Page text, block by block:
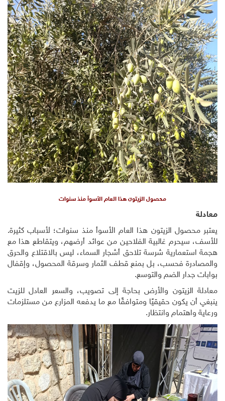
محصول الزيتون هذا العام الأسوأ منذ سنوات
معادلة
يعتبر محصول الزيتون هذا العام الأسوأ منذ سنوات؛ لأسباب كثيرة.
للأسف، سيحرم غالبية الفلاحين من عوائد أرضهم، ويتقاطع هذا مع
هجمة استعمارية شرسة تلاحق أشجار السماء، ليس بالاقتلاع والحرق
والمصادرة فحسب، بل بمنع قطف الثمار وسرقة المحصول، وإقفال
بوابات جدار الضم والتوسع.
معادلة الزيتون والأرض بحاجة إلى تصويب، والسعر العادل للزيت
ينبغي أن يكون حقيقيًا ومتوافقًا مع ما يدفعه المزارع من مستلزمات
ورعاية واهتمام وانتظار.